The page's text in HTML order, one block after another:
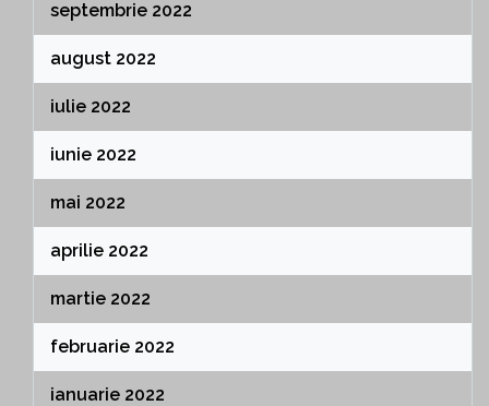
septembrie 2022
august 2022
iulie 2022
iunie 2022
mai 2022
aprilie 2022
martie 2022
februarie 2022
ianuarie 2022